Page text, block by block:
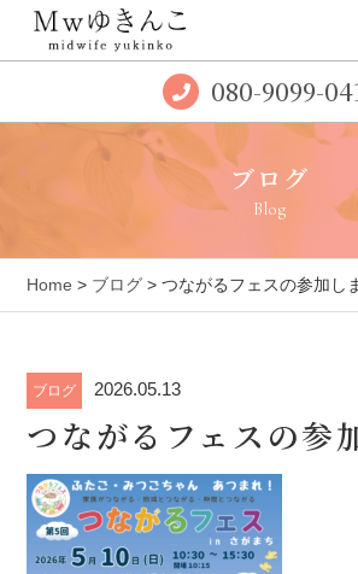
080-9099-
ブログ
Blog
Home > ブログ > つながるフェスの参加し
ブログ 2026.05.13
つながるフェスの参